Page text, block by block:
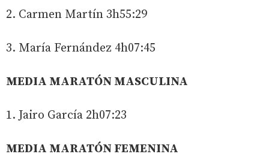
2. Carmen Martín 3h55:29
3. María Fernández 4h07:45
MEDIA MARATÓN MASCULINA
1. Jairo García 2h07:23
MEDIA MARATÓN FEMENINA